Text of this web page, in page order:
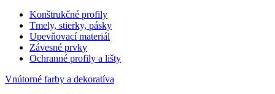
Konštrukčné profily
Tmely, stierky, pásky
Upevňovací materiál
Závesné prvky
Ochranné profily a lišty
Vnútorné farby a dekoratíva